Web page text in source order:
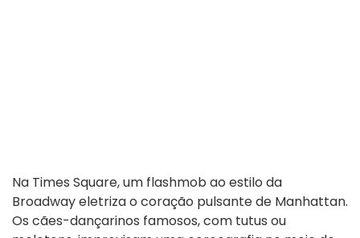
Na Times Square, um flashmob ao estilo da
Broadway eletriza o coração pulsante de Manhattan.
Os cães-dançarinos famosos, com tutus ou